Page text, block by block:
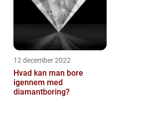
12 december 2022
Hvad kan man bore
igennem med
diamantboring?